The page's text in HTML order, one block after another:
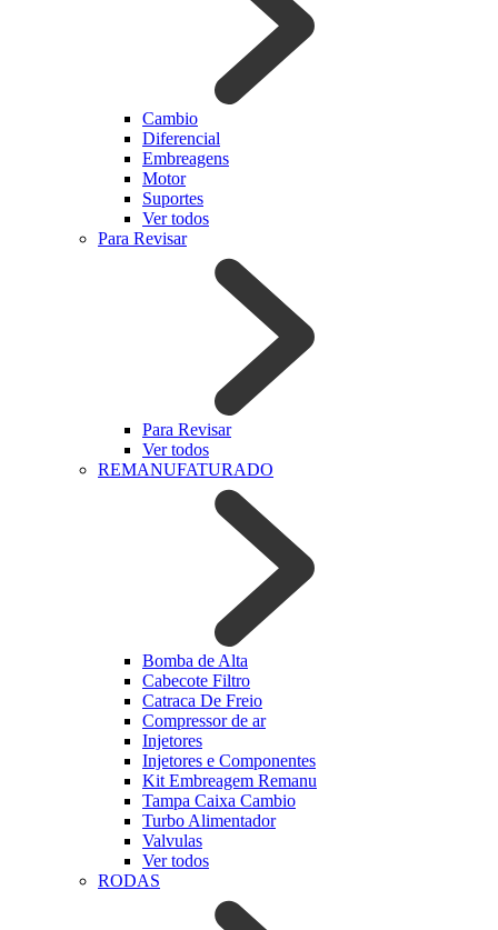
Cambio
Diferencial
Embreagens
Motor
Suportes
Ver todos
Para Revisar
Para Revisar
Ver todos
REMANUFATURADO
Bomba de Alta
Cabecote Filtro
Catraca De Freio
Compressor de ar
Injetores
Injetores e Componentes
Kit Embreagem Remanu
Tampa Caixa Cambio
Turbo Alimentador
Valvulas
Ver todos
RODAS